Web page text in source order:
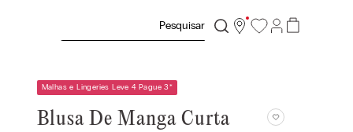
Malhas e Lingeries Leve 4 Pague 3*
Blusa De Manga Curta